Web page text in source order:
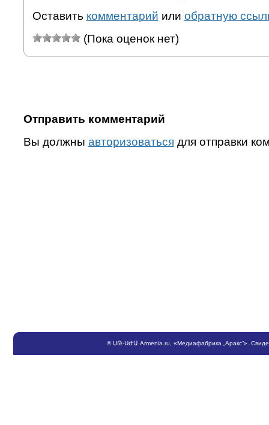
Оставить комментарий или обратную
(Пока оценок нет)
Отправить комментарий
Вы должны авторизоваться для отправки
©ՍԹ-ՍԺԱ Armenia.ru , «Медиафабрика „Аракс“».